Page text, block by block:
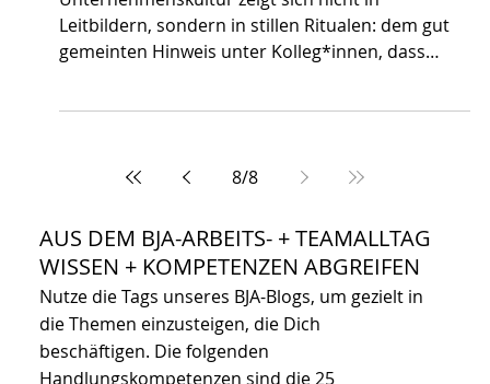
Judith Andresen
STILLE RITUALE
Leitbildern, sondern in stillen Ritualen: dem gut
gemeinten Hinweis unter Kolleg*innen, dass
Kritik an Vorgesetzten den Jahresbonus
gefährdet. Diese Regeln werden verbal, non-
verbal + unter vier Augen weitergegeben. Sie
prägen Verhalten stärker als jede offizielle